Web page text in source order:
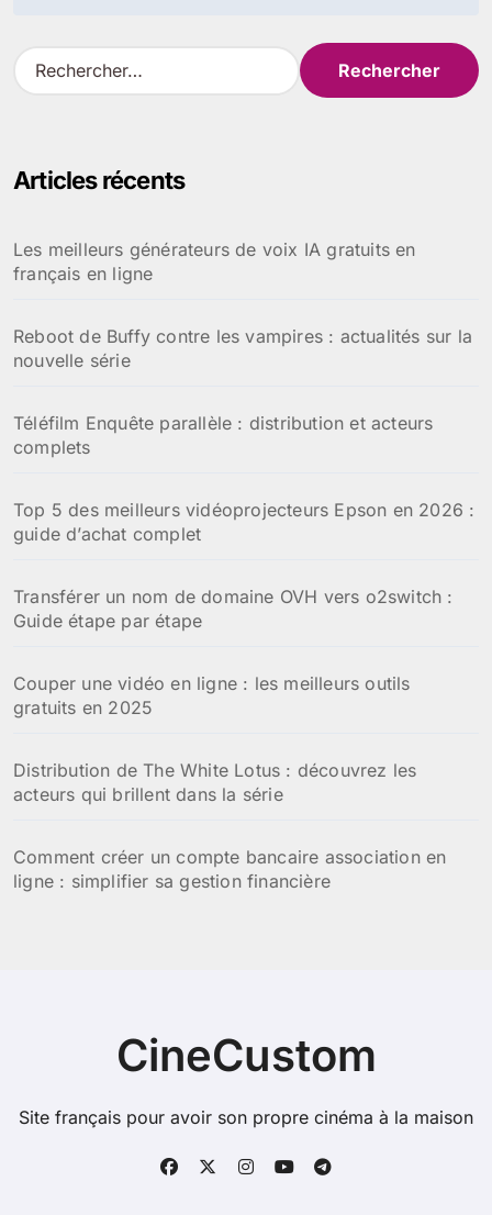
R
e
r
e
r
Articles récents
Les meilleurs générateurs de voix IA gratuits en
français en ligne
Reboot de Buffy contre les vampires : actualités sur la
nouvelle série
Téléfilm Enquête parallèle : distribution et acteurs
complets
Top 5 des meilleurs vidéoprojecteurs Epson en 2026 :
guide d’achat complet
Transférer un nom de domaine OVH vers o2switch :
Guide étape par étape
Couper une vidéo en ligne : les meilleurs outils
gratuits en 2025
Distribution de The White Lotus : découvrez les
acteurs qui brillent dans la série
Comment créer un compte bancaire association en
ligne : simplifier sa gestion financière
CineCustom
Site français pour avoir son propre cinéma à la maison